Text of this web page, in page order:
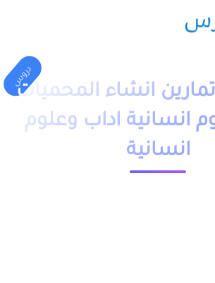
دروس
انشاء المحميات
انسانية اداب وعلوم
انسانية